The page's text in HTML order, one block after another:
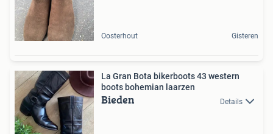
Oosterhout Gisteren
La Gran Bota bikerboots 43 western
boots bohemian laarzen
Bieden Details